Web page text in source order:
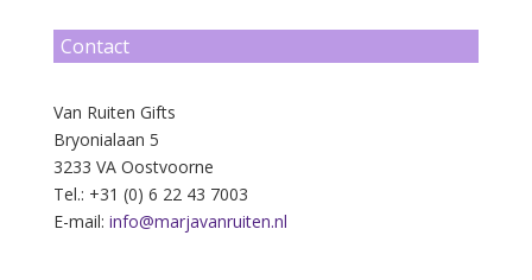
Contact
Van Ruiten Gifts
Bryonialaan 5
3233 VA Oostvoorne
Tel.: +31 (0) 6 22 43 7003
E-mail: info@marjavanruiten.nl